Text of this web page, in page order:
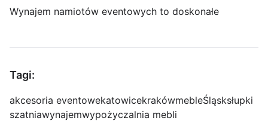
Wynajem namiotów eventowych to doskonałe
Tagi:
akcesoria eventowekatowicekrakówmebleŚląsksłupki
szatniawynajemwypożyczalnia mebli